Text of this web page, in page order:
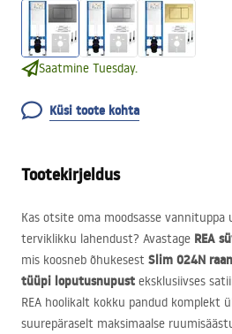
Saatmine Tuesday.
Küsi toote kohta
Tootekirjeldus
Kas otsite oma moodsasse vannituppa
terviklikku lahendust? Avastage REA
mis koosneb õhukesest Slim 024N
tüüpi loputusnupust eksklusiivses
REA hoolikalt kokku pandud komplekt
suurepäraselt maksimaalse